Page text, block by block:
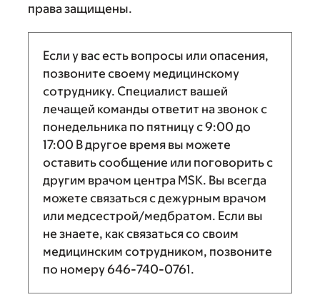
права защищены.
Если у вас есть вопросы или опасения,
позвоните своему медицинскому
сотруднику. Специалист вашей
лечащей команды ответит на звонок с
понедельника по пятницу с9:00 до
17:00 В другое время вы можете
оставить сообщение или поговорить с
другим врачом центра MSK. Вы всегда
можете связаться с дежурным врачом
или медсестрой/медбратом. Если вы
не знаете, как связаться со своим
медицинским сотрудником, позвоните
по номеру646-740-0761.